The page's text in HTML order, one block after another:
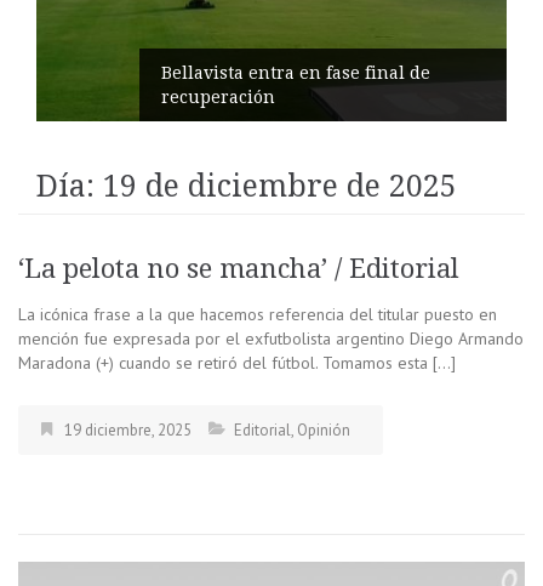
Impulsan turismo comunitario en
Pilahuín
Día: 19 de diciembre de 2025
‘La pelota no se mancha’ / Editorial
La icónica frase a la que hacemos referencia del titular puesto en
mención fue expresada por el exfutbolista argentino Diego Armando
Maradona (+) cuando se retiró del fútbol. Tomamos esta […]
19 diciembre, 2025 Editorial, Opinión